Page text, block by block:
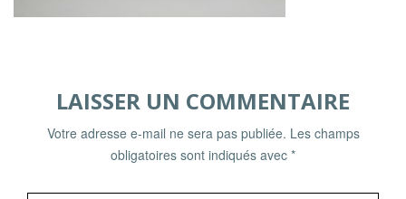
LAISSER UN COMMENTAIRE
Votre adresse e-mail ne sera pas publiée. Les champs
obligatoires sont indiqués avec *